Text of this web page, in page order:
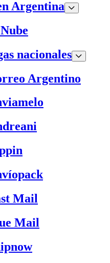
Argentina
nacionales
Argentino
Mail
Mail